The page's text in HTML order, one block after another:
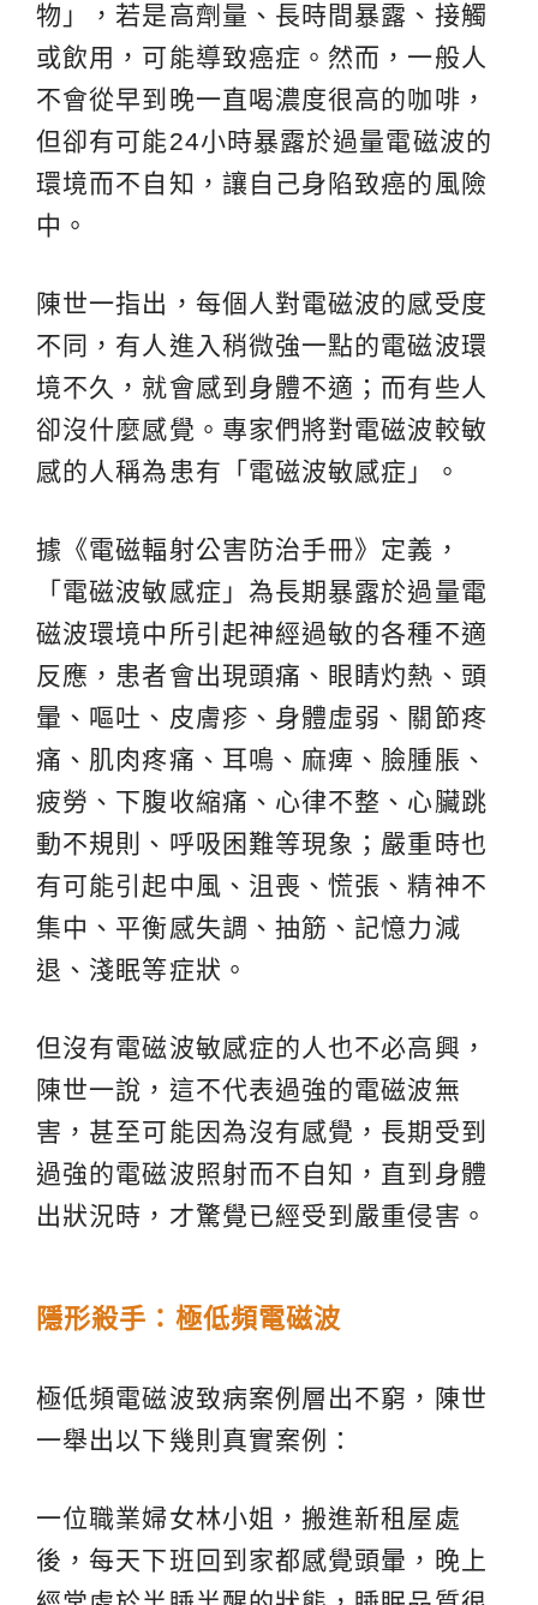
物」，若是高劑量、長時間暴露、接觸
或飲用，可能導致癌症。然而，一般人
不會從早到晚一直喝濃度很高的咖啡，
但卻有可能24小時暴露於過量電磁波的
環境而不自知，讓自己身陷致癌的風險
中。
陳世一指出，每個人對電磁波的感受度
不同，有人進入稍微強一點的電磁波環
境不久，就會感到身體不適；而有些人
卻沒什麼感覺。專家們將對電磁波較敏
感的人稱為患有「電磁波敏感症」。
據《電磁輻射公害防治手冊》定義，
「電磁波敏感症」為長期暴露於過量電
磁波環境中所引起神經過敏的各種不適
反應，患者會出現頭痛、眼睛灼熱、頭
暈、嘔吐、皮膚疹、身體虛弱、關節疼
痛、肌肉疼痛、耳鳴、麻痺、臉腫脹、
疲勞、下腹收縮痛、心律不整、心臟跳
動不規則、呼吸困難等現象；嚴重時也
有可能引起中風、沮喪、慌張、精神不
集中、平衡感失調、抽筋、記憶力減
退、淺眠等症狀。
但沒有電磁波敏感症的人也不必高興，
陳世一說，這不代表過強的電磁波無
害，甚至可能因為沒有感覺，長期受到
過強的電磁波照射而不自知，直到身體
出狀況時，才驚覺已經受到嚴重侵害。
隱形殺手：極低頻電磁波
極低頻電磁波致病案例層出不窮，陳世
一舉出以下幾則真實案例：
一位職業婦女林小姐，搬進新租屋處
後，每天下班回到家都感覺頭暈，晚上